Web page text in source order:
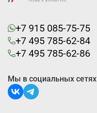
+7 915 085-75-75
+7 495 785-62-84
+7 495 785-62-86
Мы в социальных сетях